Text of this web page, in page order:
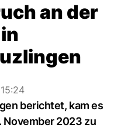
an der
berichtet, kam es
November 2023 zu